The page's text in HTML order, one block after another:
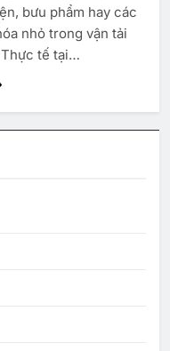
bưu phẩm hay các
nhỏ trong vận tải
tế tại…